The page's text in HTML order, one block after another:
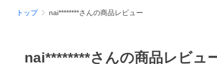
トップ nai********さんの商品レビュー
nai********さんの商品レビュ